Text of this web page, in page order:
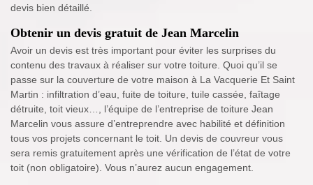
devis bien détaillé.
Obtenir un devis gratuit de Jean Marcelin
Avoir un devis est très important pour éviter les surprises du
contenu des travaux à réaliser sur votre toiture. Quoi qu’il se
passe sur la couverture de votre maison à La Vacquerie Et Saint
Martin : infiltration d’eau, fuite de toiture, tuile cassée, faîtage
détruite, toit vieux…, l’équipe de l’entreprise de toiture Jean
Marcelin vous assure d’entreprendre avec habilité et définition
tous vos projets concernant le toit. Un devis de couvreur vous
sera remis gratuitement après une vérification de l’état de votre
toit (non obligatoire). Vous n’aurez aucun engagement.